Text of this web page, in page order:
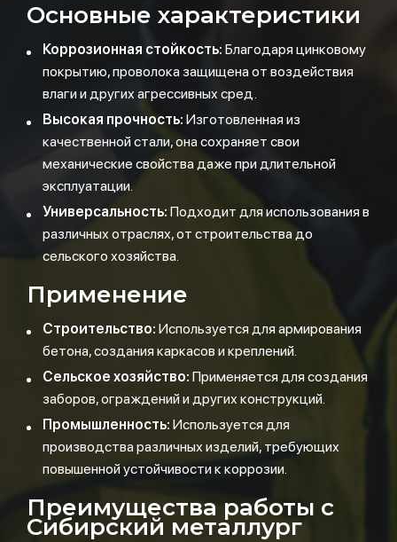
Основные характеристики
Коррозионная стойкость: Благодаря цинковому
покрытию, проволока защищена от воздействия
влаги и других агрессивных сред.
Высокая прочность: Изготовленная из
качественной стали, она сохраняет свои
механические свойства даже при длительной
эксплуатации.
Универсальность: Подходит для использования в
различных отраслях, от строительства до
сельского хозяйства.
Применение
Строительство: Используется для армирования
бетона, создания каркасов и креплений.
Сельское хозяйство: Применяется для создания
заборов, ограждений и других конструкций.
Промышленность: Используется для
производства различных изделий, требующих
повышенной устойчивости к коррозии.
Преимущества работы с
Сибирский металлург